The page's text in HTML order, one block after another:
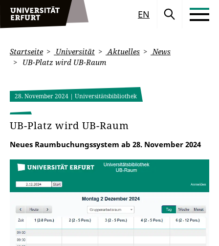
EN
Startseite Universität Aktuelles
News
UB-Platz wird UB-Raum
28. November 2024 | Universitätsbibliothek
UB-Platz wird UB-Raum
Neues Raumbuchungssystem ab 28. November 2024